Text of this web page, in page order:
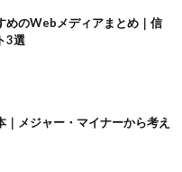
めのWebメディアまとめ｜信
3選
メジャー・マイナーから考え